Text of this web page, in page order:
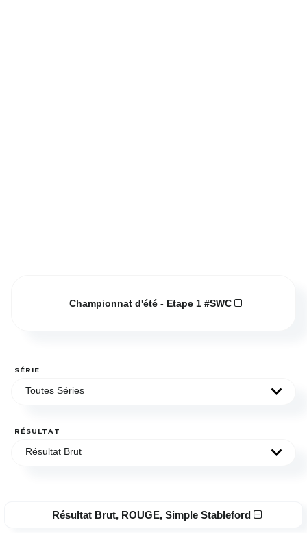
Championnat d'été - Etape 1 #SWC
SÉRIE
Toutes Séries
RÉSULTAT
Résultat Brut
Résultat Brut, ROUGE, Simple Stableford